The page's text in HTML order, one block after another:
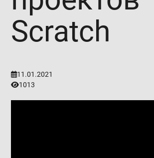
Scratch
11.01.2021
1013